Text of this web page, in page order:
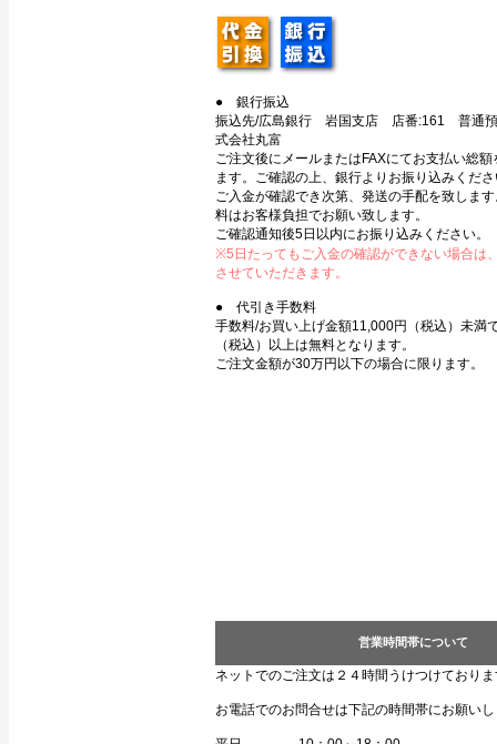
● 銀行振込
振込先/広島銀行 岩国支店 店番:161 普通
式会社丸富
ご注文後にメールまたはFAXにてお支払い総
ます。ご確認の上、銀行よりお振り込みくだ
ご入金が確認でき次第、発送の手配を致しま
料はお客様負担でお願い致します。
ご確認通知後5日以内にお振り込みください。
※5日たってもご入金の確認ができない場合は
させていただきます。
● 代引き手数料
手数料/お買い上げ金額11,000円（税込）未満
（税込）以上は無料となります。
ご注文金額が30万円以下の場合に限ります。
営業時間帯について
ネットでのご注文は２４時間うけつけており
お電話でのお問合せは下記の時間帯にお願い